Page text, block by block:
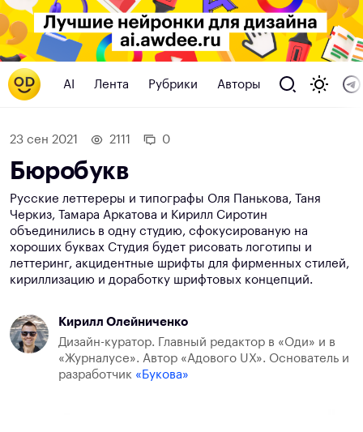
AI Лента Рубрики Авторы
23 сен 2021 2111 0
Бюробукв
Русские леттереры и типографы Оля Панькова, Таня
Черкиз, Тамара Аркатова и Кирилл Сиротин
объединились в одну студию, сфокусированую на
хороших буквах Студия будет рисовать логотипы и
леттеринг, акцидентные шрифты для фирменных стилей,
кириллизацию и доработку шрифтовых концепций.
Кирилл Олейниченко
Дизайн-куратор. Главный редактор в «Оди» и в
«Журналусе». Автор «Адового UX». Основатель и
разработчик «Букова»